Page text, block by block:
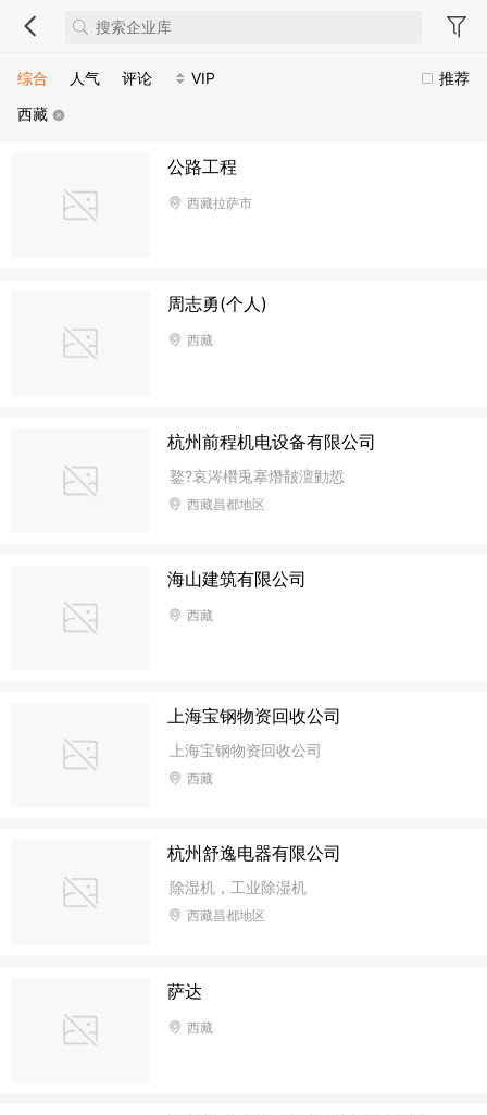
推荐
综合 人气 评论
VIP
西藏
公路工程
西藏拉萨市
周志勇(个人)
西藏
杭州前程机电设备有限公司
鐜?哀涔欑兎搴熸皵澶勭悊
西藏昌都地区
海山建筑有限公司
西藏
上海宝钢物资回收公司
上海宝钢物资回收公司
西藏
杭州舒逸电器有限公司
除湿机，工业除湿机
西藏昌都地区
萨达
西藏